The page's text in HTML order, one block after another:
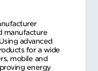
manufacture
advanced
for a wide
mobile and
energy